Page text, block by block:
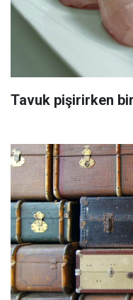
Tavuk pişirirken